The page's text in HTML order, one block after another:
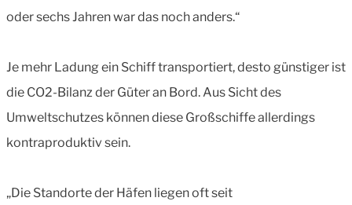
oder sechs Jahren war das noch anders.“
Je mehr Ladung ein Schiff transportiert, desto günstiger ist
die CO2-Bilanz der Güter an Bord. Aus Sicht des
Umweltschutzes können diese Großschiffe allerdings
kontraproduktiv sein.
„Die Standorte der Häfen liegen oft seit